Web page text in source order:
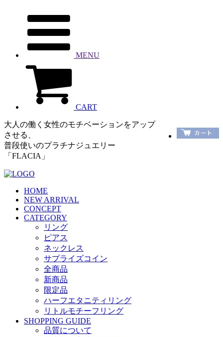
MENU
CART
大人の働く女性のモチベーションをアップ
させる、
普段使いのプラチナジュエリー
「FLACIA」
HOME
NEW ARRIVAL
CONCEPT
CATEGORY
リング
ピアス
ネックレス
サプライズコイン
全商品
新商品
限定品
ハーフエタニティリング
リトルモチーフリング
SHOPPING GUIDE
品質について